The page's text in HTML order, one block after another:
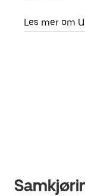
Les mer om